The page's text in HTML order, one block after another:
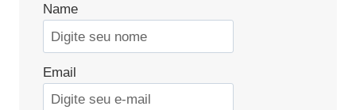
Name
Email